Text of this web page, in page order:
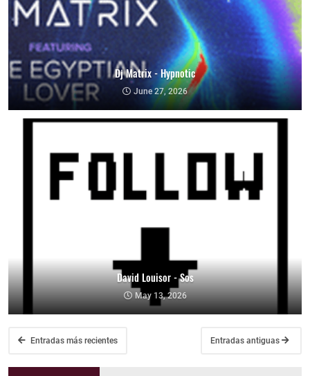
Dj Matrix - Hypnotic
June 27, 2026
David Louisor - Sos
May 13, 2026
Entradas más recientes Entradas antiguas